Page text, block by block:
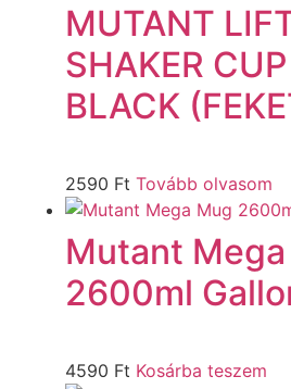
MUTANT
SHAKER
BLACK
2590 Ft Tovább olvasom
Mutant
2600ml
4590 Ft Kosárba teszem